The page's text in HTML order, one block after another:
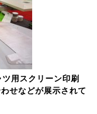
用スクリーン印刷
せなどが展示されて